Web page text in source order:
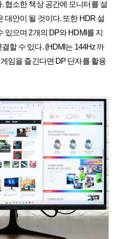
협소한 책상 공간에 모니터를 설
대안이 될 것이다. 또한 HDR 설
있으며 2개의 DP와 HDMI를 지
할 수 있다. (HDMI는 144Hz 까
임을 즐긴다면 DP 단자를 활용